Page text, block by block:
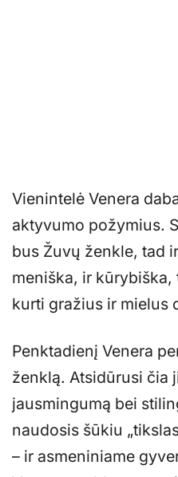
Vienintelė Venera
aktyvumo požymius.
bus Žuvų ženkle, tad
meniška, ir
kurti gražius ir mielus
Penktadienį Venera
ženklą. Atsidūrusi čia
jausmingumą bei
naudosis šūkiu
– ir asmeniniame